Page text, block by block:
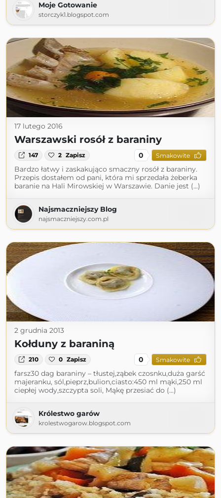
Moje Gotowanie
storczyk1.blogspot.com
17 lutego 2016
Warszawski rosół z baraniny
147 2 Zapisz 0 Smakowite
Bardzo łatwy i zaskakująco smaczny rosół z baraniny.
Przepis dostałem od pani, która mi sprzedała żeberka
baranie na Hali Mirowskiej w Warszawie. Danie jest (...)
Najsmaczniejszy Blog
najsmaczniejszy.com.pl
2 grudnia 2013
Kołduny z baraniną
210 0 Zapisz 0 Smakowite
farsz30 dag baraniny – tłustej,ząbek czosnku,duża garść
majeranku, sól,pieprz,bulion,ciasto:450 ml mąki,250 ml
ciepłej wody,szczypta soli, Mąkę przesiać do (...)
Królestwo garów
krolestwogarow.blogspot.com